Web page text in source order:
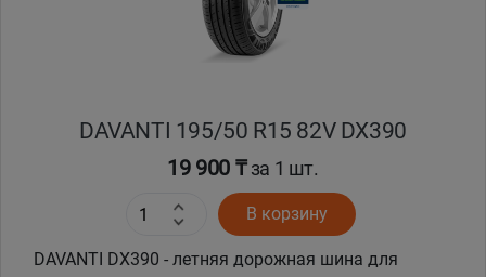
DAVANTI 195/50 R15 82V DX390
19 900 ₸за 1 шт.
В корзину
DAVANTI DX390 - летняя дорожная шина для